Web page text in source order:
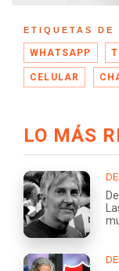
ETIQUETAS DE
WHATSAPP
CELULAR
LO MÁS